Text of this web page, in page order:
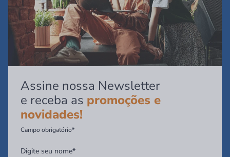
Assine nossa Newsletter
e receba as promoções e
novidades!
Campo obrigatório*
Digite seu nome*